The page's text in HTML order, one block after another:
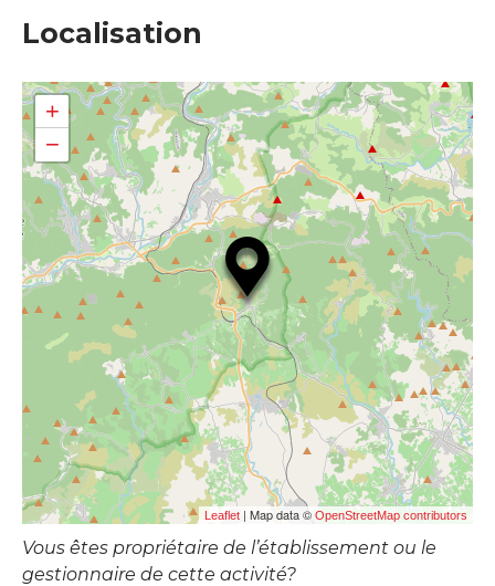
Localisation
+
−
Leaflet | Map data © OpenStreetMap contributors
Vous êtes propriétaire de l’établissement ou le
gestionnaire de cette activité?